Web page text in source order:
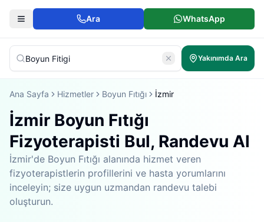
Ara WhatsApp
Yakınımda Ara
Ana Sayfa Hizmetler Boyun Fıtığı İzmir
İzmir Boyun Fıtığı
Fizyoterapisti Bul, Randevu Al
İzmir'de Boyun Fıtığı alanında hizmet veren
fizyoterapistlerin profillerini ve hasta yorumlarını
inceleyin; size uygun uzmandan randevu talebi
oluşturun.